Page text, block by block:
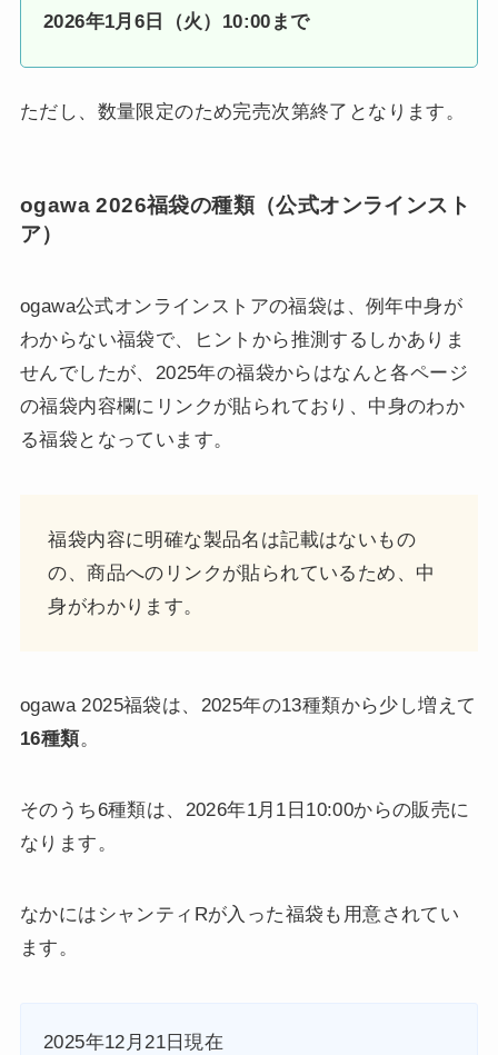
2026年1月6日（火）10:00まで
ただし、数量限定のため完売次第終了となります。
ogawa 2026福袋の種類（公式オンラインスト
ア）
ogawa公式オンラインストアの福袋は、例年中身が
わからない福袋で、ヒントから推測するしかありま
せんでしたが、2025年の福袋からはなんと各ページ
の福袋内容欄にリンクが貼られており、中身のわか
る福袋となっています。
福袋内容に明確な製品名は記載はないもの
の、商品へのリンクが貼られているため、中
身がわかります。
ogawa 2025福袋は、2025年の13種類から少し増えて
16種類。
そのうち6種類は、2026年1月1日10:00からの販売に
なります。
なかにはシャンティRが入った福袋も用意されてい
ます。
2025年12月21日現在